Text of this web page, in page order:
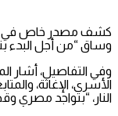
كشف مصدر خاص في
وساق “من أجل البدء
وفي التفاصيل، أشار
الأسرى، الإغاثة،
النار، “بتواجد مصري